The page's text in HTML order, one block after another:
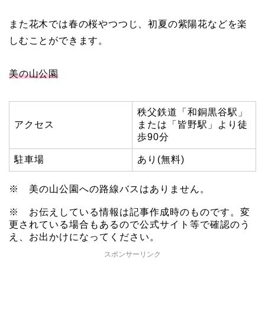
また花木では春の桜やつつじ、初夏の紫陽花などを楽
しむことができます。
美の山公園
アクセス
秩父鉄道「和銅黒谷駅」
または「皆野駅」より徒
歩90分
駐車場 あり(無料)
※ 美の山公園への路線バスはありません。
※ お伝えしている情報は記事作成時のものです。変
更されている場合もあるので公式サイト等で確認のう
え、お出かけになってください。
スポンサーリンク